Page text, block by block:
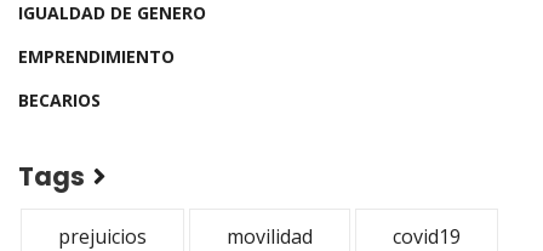
IGUALDAD DE GENERO
EMPRENDIMIENTO
BECARIOS
Tags
prejuicios movilidad covid19